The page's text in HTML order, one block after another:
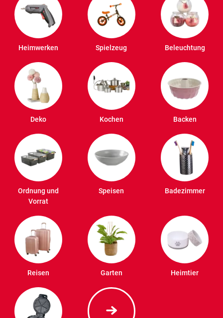
Heimwerken Spielzeug Beleuchtung
Deko Kochen Backen
Ordnung und
Vorrat
Speisen Badezimmer
Reisen Garten Heimtier